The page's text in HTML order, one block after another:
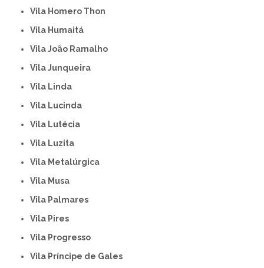
Vila Homero Thon
Vila Humaitá
Vila João Ramalho
Vila Junqueira
Vila Linda
Vila Lucinda
Vila Lutécia
Vila Luzita
Vila Metalúrgica
Vila Musa
Vila Palmares
Vila Pires
Vila Progresso
Vila Príncipe de Gales